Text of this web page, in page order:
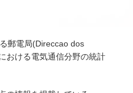
郵電局(Direccao dos
おける電気通信分野の統計